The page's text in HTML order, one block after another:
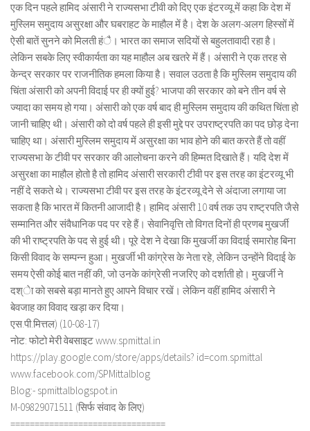
एक दिन पहले हामिद अंसारी ने राज्यसभा टीवी को दिए एक इंटरव्यू में कहा कि देश में
मुस्लिम समुदाय असुरक्षा और घबराहट के माहौल में है। देश के अलग-अलग हिस्सों में
ऐसी बातें सुनने को मिलती हंै। भारत का समाज सदियों से बहुलतावादी रहा है।
लेकिन सबके लिए स्वीकार्यता का यह माहौल अब खतरे में हैं। अंसारी ने एक तरह से
केन्द्र सरकार पर राजनीतिक हमला किया है। सवाल उठता है कि मुस्लिम समुदाय की
चिंता अंसारी को अपनी विदाई पर ही क्यों हुई? भाजपा की सरकार को बने तीन वर्ष से
ज्यादा का समय हो गया। अंसारी को एक वर्ष बाद ही मुस्लिम समुदाय की कथित चिंता हो
जानी चाहिए थी। अंसारी को दो वर्ष पहले ही इसी मुद्दे पर उपराष्ट्रपति का पद छोड़ देना
चाहिए था। अंसारी मुस्लिम समुदाय में असुरक्षा का भाव होने की बात करते हैं तो वहीं
राज्यसभा के टीवी पर सरकार की आलोचना करने की हिम्मत दिखाते हैं। यदि देश में
असुरक्षा का माहौल होतो है तो हामिद अंसारी सरकारी टीवी पर इस तरह का इंटरव्यू भी
नहीं दे सकते थे। राज्यसभा टीवी पर इस तरह के इंटरव्यू देने से अंदाजा लगाया जा
सकता है कि भारत में कितनी आजादी है। हामिद अंसारी 10 वर्ष तक उप राष्ट्रपति जैसे
सम्मानित और संवैधानिक पद पर रहे हैं। सेवानिवृत्ति तो विगत दिनों ही प्रणब मुखर्जी
की भी राष्ट्रपति के पद से हुई थी। पूरे देश ने देखा कि मुखर्जी का विदाई समारोह बिना
किसी विवाद के सम्पन्न हुआ। मुखर्जी भी कांग्रेस के नेता रहे, लेकिन उन्होंने विदाई के
समय ऐसी कोई बात नहीं की, जो उनके कांग्रेसी नजरिए को दर्शाती हो। मुखर्जी ने
दश्ेा को सबसे बड़ा मानते हुए आपने विचार रखें। लेकिन वहीं हामिद अंसारी ने
बेवजाह का विवाद खड़ा कर दिया।
एस.पी.मित्तल) (10-08-17)
नोट: फोटो मेरी वेबसाइट www.spmittal.in
https://play.google.com/store/apps/details? id=com.spmittal
www.facebook.com/SPMittalblog
Blog:- spmittalblogspot.in
M-09829071511 (सिर्फ संवाद के लिए)
================================